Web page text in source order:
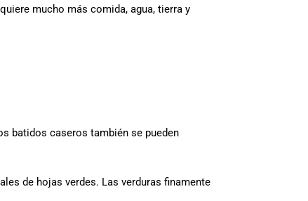
mucho más comida, agua, tierra y
batidos caseros también se pueden
de hojas verdes. Las verduras finamente